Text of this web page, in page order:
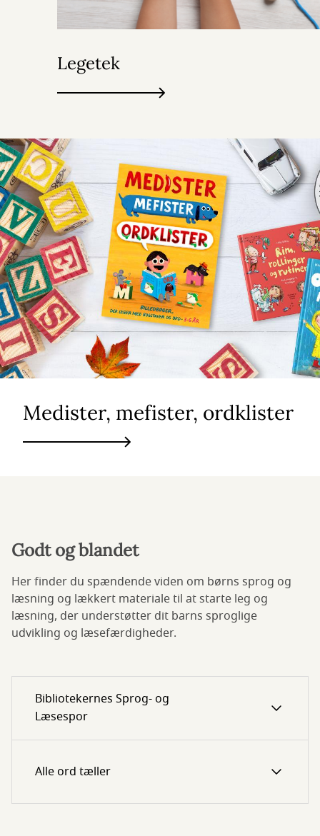
Legetek
Medister, mefister, ordklister
Godt og blandet
Her finder du spændende viden om børns sprog og
læsning og lækkert materiale til at starte leg og
læsning, der understøtter dit barns sproglige
udvikling og læsefærdigheder.
Bibliotekernes Sprog- og
Læsespor
Alle ord tæller